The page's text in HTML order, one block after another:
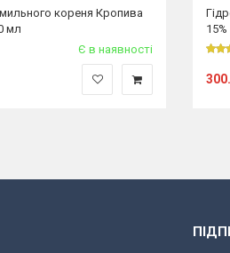
кореня Кропива
мл
Є в наявності